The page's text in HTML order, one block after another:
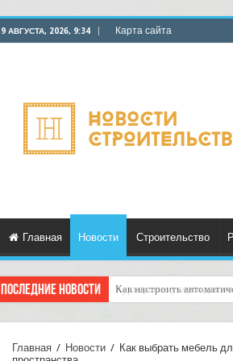
9 АВГУСТА, 2026, 9:34 Карта сайта
Главная Новости Строительство
Последние новости Как настроить
Главная / Новости / Как выбрать мебель